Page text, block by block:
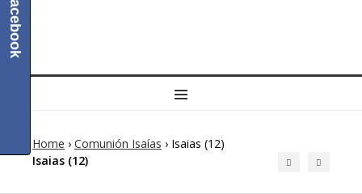
MENU
Home › Comunión Isaías › Isaias (12)
Isaias (12)
Facebook